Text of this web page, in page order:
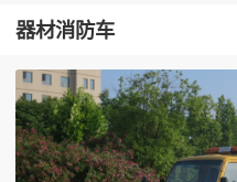
器材消防车